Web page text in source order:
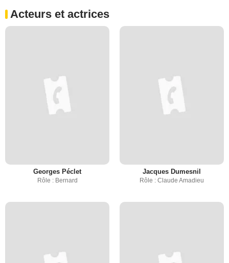
Acteurs et actrices
Georges Péclet
Rôle : Bernard
Jacques Dumesnil
Rôle : Claude Amadieu